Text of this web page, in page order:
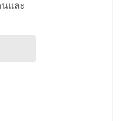
และ